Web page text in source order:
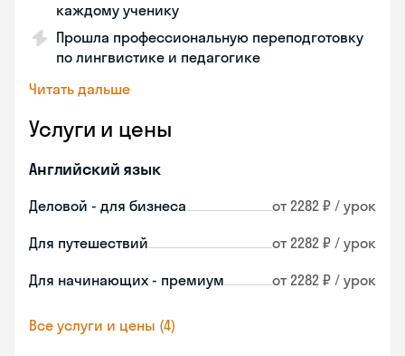
каждому ученику
Прошла профессиональную переподготовку
по лингвистике и педагогике
Читать дальше
Услуги и цены
Английский язык
Деловой - для бизнеса от 2282 ₽ / урок
Для путешествий от 2282 ₽ / урок
Для начинающих - премиум от 2282 ₽ / урок
Все услуги и цены (4)